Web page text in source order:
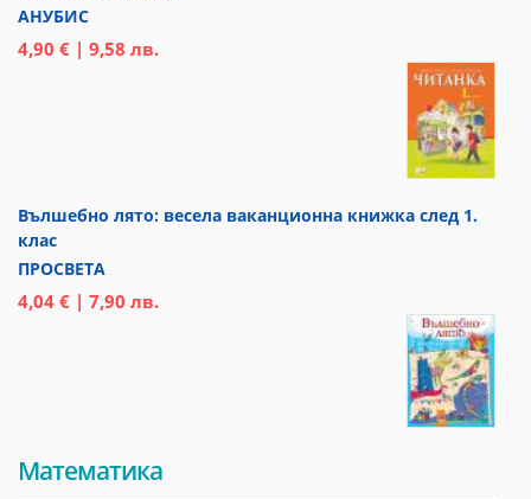
АНУБИС
4,90 € | 9,58 лв.
Вълшебно лято: весела ваканционна книжка след 1.
клас
ПРОСВЕТА
4,04 € | 7,90 лв.
Математика